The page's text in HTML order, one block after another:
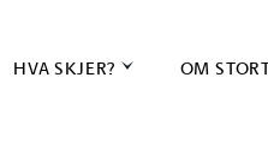
HVA SKJER? OM